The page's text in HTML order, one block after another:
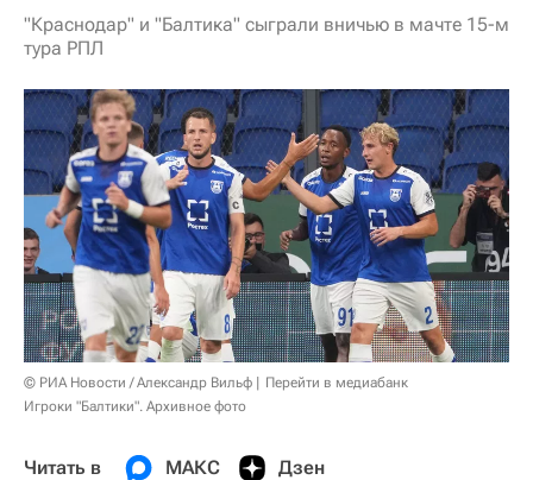
"Краснодар" и "Балтика" сыграли вничью в мачте 15-м
тура РПЛ
© РИА Новости / Александр Вильф
Перейти в медиабанк
Игроки "Балтики". Архивное фото
Читать в МАКС Дзен